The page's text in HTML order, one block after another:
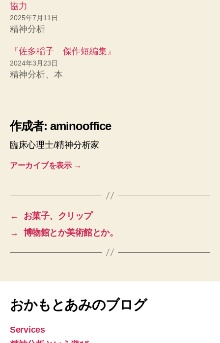
協力
2025年7月11日
精神分析
『佐多稲子 傑作短編集』
2024年3月23日
精神分析、本
作成者: aminooffice
臨床心理士/精神分析家
アーカイブを表示 →
←
お菓子、クリップ
→
博物館とか美術館とか。
おかもとあみのブログ
Services